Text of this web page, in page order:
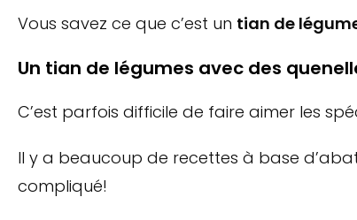
Vous savez ce que c’est un tian de
Un tian de légumes avec des
C’est parfois difficile de faire aimer les
Il y a beaucoup de recettes à base
compliqué!